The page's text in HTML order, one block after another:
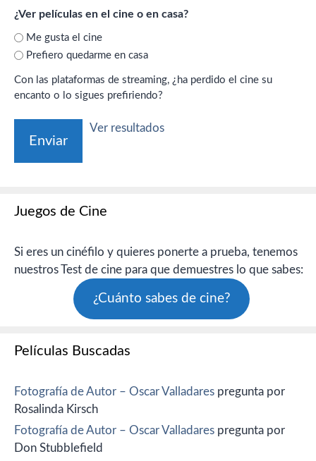
¿Ver películas en el cine o en casa?
Me gusta el cine
Prefiero quedarme en casa
Con las plataformas de streaming, ¿ha perdido el cine su
encanto o lo sigues prefiriendo?
Ver resultados
Juegos de Cine
Si eres un cinéfilo y quieres ponerte a prueba, tenemos
nuestros Test de cine para que demuestres lo que sabes:
¿Cuánto sabes de cine?
Películas Buscadas
Fotografía de Autor – Oscar Valladares pregunta por
Rosalinda Kirsch
Fotografía de Autor – Oscar Valladares pregunta por
Don Stubblefield